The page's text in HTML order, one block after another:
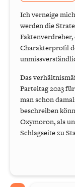
Ich verneige
werden die
Charakterprofil
Das
Parteitag 2023
man schon
beschreiben
Oxymoron, als
Schlagseite zu